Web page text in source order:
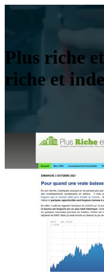
Plus riche
riche et